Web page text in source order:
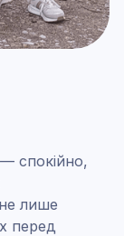
спокійно,
лише
перед